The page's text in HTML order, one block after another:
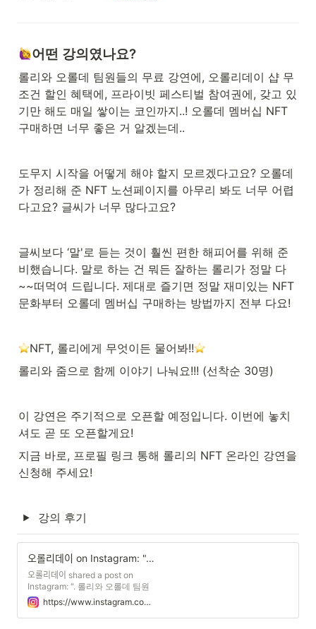
어떤 강의였나요?
롤리와 오롤데 팀원들의 무료 강연에, 오롤리데이 샵 무
조건 할인 혜택에, 프라이빗 페스티벌 참여권에, 갖고 있
기만 해도 매일 쌓이는 코인까지..! 오롤데 멤버십 NFT
구매하면 너무 좋은 거 알겠는데..
도무지 시작을 어떻게 해야 할지 모르겠다고요? 오롤데
가 정리해 준 NFT 노션페이지를 아무리 봐도 너무 어렵
다고요? 글씨가 너무 많다고요?
글씨보다 ‘말'로 듣는 것이 훨씬 편한 해피어를 위해 준
비했습니다. 말로 하는 건 뭐든 잘하는 롤리가 정말 다
~~떠먹여 드립니다. 제대로 즐기면 정말 재미있는 NFT
문화부터 오롤데 멤버십 구매하는 방법까지 전부 다요!
️NFT, 롤리에게 무엇이든 물어봐!!
롤리와 줌으로 함께 이야기 나눠요!!! (선착순 30명)
이 강연은 주기적으로 오픈할 예정입니다. 이번에 놓치
셔도 곧 또 오픈할게요!
지금 바로, 프로필 링크 통해 롤리의 NFT 온라인 강연을
신청해 주세요!
강의 후기
오롤리데이 on Instagram: ". 롤리와 오롤데 팀원들의 무료 강연에, 오롤리데이 샵 무조건 할인 혜택에, 프라이빗 페스티벌 참여권에, 갖고 있기만 해도 매일 쌓이는 코인까지..! 오롤데 멤버십 NFT 구매하면 너무 좋은 거 알겠는데.. 도무지 시작을 어떻게 해야 할지 모르겠다고요? 오롤데가 정리해 준 NFT 노션페이지를 아무리 봐도 너무 어렵다고요? 글씨가 너무 많다고요? 글씨보다 '말'로 듣는 것이 훨씬 편한 해피어를 위해 준비했습니다. 말로 하는 건 뭐든 잘하는 롤리가 정말 다~~떠먹여 드립니다. 제대로 즐기면 정말 재미있는 NFT 문화부터 오롤데 멤버십 구매하는 방법까지 전부 다요! ⭐️NFT, 롤리에게 무엇이든 물어봐!!⭐️ 다음 주 화요일(13일) 밤 21시, 롤리와 줌으로 함께 이야기 나눠요!!! (선착순 30명) * 이 강연은 주기적으로 오픈할 예정입니다. 이번에 놓치셔도 곧 또 오픈할게요! 지금 바로, 프로필 링크 통해 롤리의 NFT 온라인 강연을 신청해 주세요! O,LD! MAKES YOUR LIFE HAPPIER💛 #오롤리데이 #ohlollyday #old_happier #비해피어캠페인 #누구나해피어가될수있어"
오롤리데이 shared a post on
Instagram: ". 롤리와 오롤데 팀원
들의 무료 강연에, 오롤리데이 샵
무조건 할인 혜택에, 프라이빗 페
스티벌 참여권에, 갖고 있기만 해
https://www.instagram.com/p/CiWwk1OOJ8J/?utm_source=ig_web_copy_link